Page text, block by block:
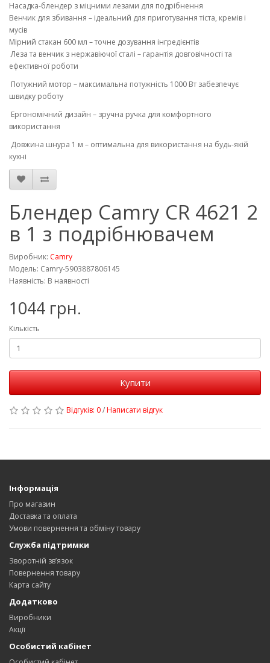
Насадка-блендер з міцними лезами для подрібнення
Венчик для збивання – ідеальний для приготування тіста, кремів і
мусів
Мірний стакан 600 мл – точне дозування інгредієнтів
Леза та венчик з нержавіючої сталі – гарантія довговічності та
ефективної роботи
Потужний мотор – максимальна потужність 1000 Вт забезпечує
швидку роботу
Ергономічний дизайн – зручна ручка для комфортного
використання
Довжина шнура 1 м – оптимальна для використання на будь-якій
кухні
Блендер Camry CR 4621 2
в 1 з подрібнювачем
Виробник: Camry
Модель: Camry-5903887806145
Наявність: В наявності
1044 грн.
Кількість
Купити
Відгуків: 0/Написати відгук
Інформація
Про магазин
Доставка та оплата
Умови повернення та обміну товару
Служба підтримки
Зворотній зв’язок
Повернення товару
Карта сайту
Додатково
Виробники
Акції
Особистий кабінет